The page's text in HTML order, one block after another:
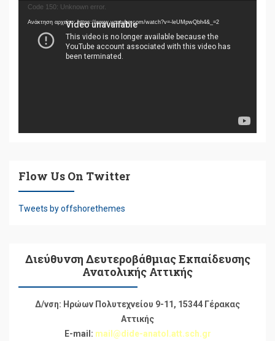
Πρόγραμμα
Αναπαραγωγής
Βίντεο
Code 150: Unknown error.
Ανάκτηση αρχείου: https://www.youtube.com/watch?v=-leUMpwQbh4&_=2
Flow Us On Twitter
Tweets by offshorethemes
Διεύθυνση Δευτεροβάθμιας Εκπαίδευσης
Ανατολικής Αττικής
Δ/νση: Ηρώων Πολυτεχνείου 9-11, 15344 Γέρακας
Αττικής
E-mail: mail@dide-anatol.att.sch.gr